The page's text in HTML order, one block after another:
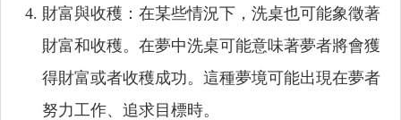
財富與收穫：在某些情況下，洗桌也可能象徵著
財富和收穫。在夢中洗桌可能意味著夢者將會獲
得財富或者收穫成功。這種夢境可能出現在夢者
努力工作、追求目標時。